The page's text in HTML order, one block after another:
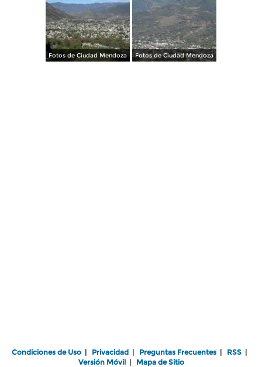
Fotos de Ciudad Mendoza Fotos de Ciudad Mendoza
Condiciones de Uso | Privacidad | Preguntas Frecuentes | RSS |
Versión Móvil| Mapa de Sitio